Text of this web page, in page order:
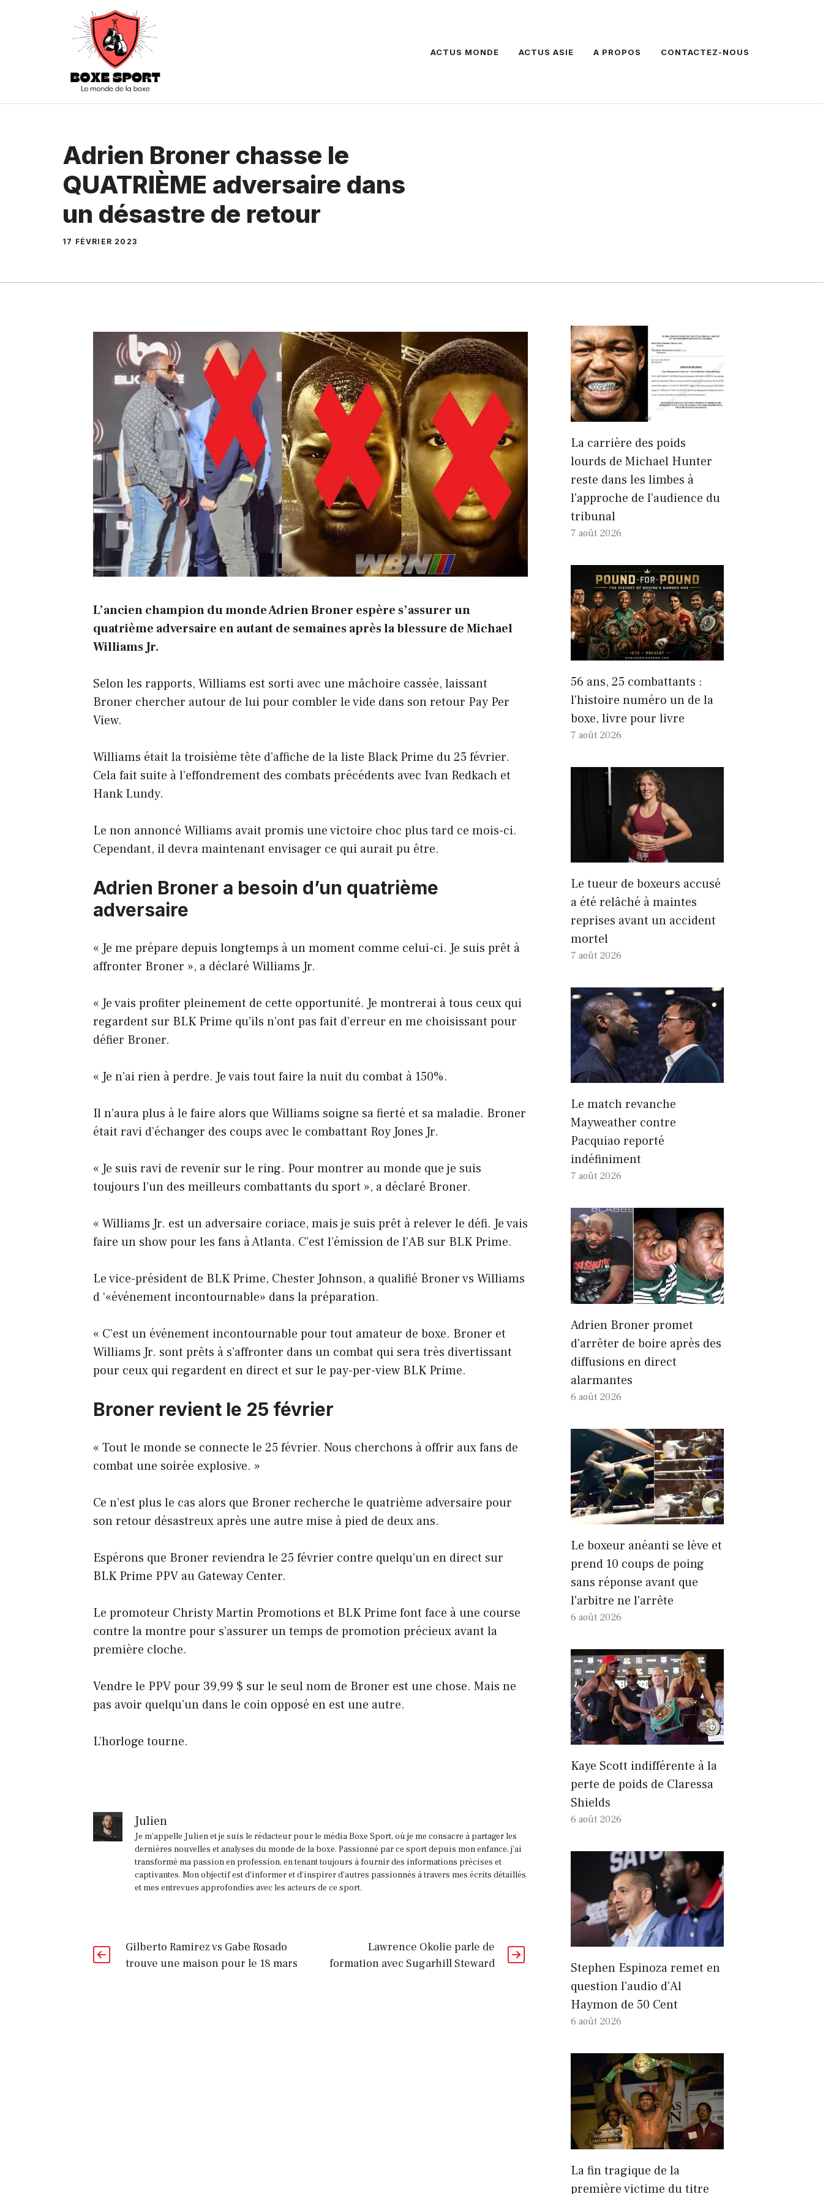
ACTUS MONDE ACTUS ASIE A PROPOS CONTACTEZ-NOUS
Adrien Broner chasse le
QUATRIÈME adversaire dans
un désastre de retour
17 FÉVRIER 2023
L’ancien champion du monde Adrien Broner espère s’assurer un
quatrième adversaire en autant de semaines après la blessure de Michael
Williams Jr.
Selon les rapports, Williams est sorti avec une mâchoire cassée, laissant
Broner chercher autour de lui pour combler le vide dans son retour Pay Per
View.
Williams était la troisième tête d’affiche de la liste Black Prime du 25 février.
Cela fait suite à l’effondrement des combats précédents avec Ivan Redkach et
Hank Lundy.
Le non annoncé Williams avait promis une victoire choc plus tard ce mois-ci.
Cependant, il devra maintenant envisager ce qui aurait pu être.
Adrien Broner a besoin d’un quatrième
adversaire
« Je me prépare depuis longtemps à un moment comme celui-ci. Je suis prêt à
affronter Broner », a déclaré Williams Jr.
« Je vais profiter pleinement de cette opportunité. Je montrerai à tous ceux qui
regardent sur BLK Prime qu’ils n’ont pas fait d’erreur en me choisissant pour
défier Broner.
« Je n’ai rien à perdre. Je vais tout faire la nuit du combat à 150%.
Il n’aura plus à le faire alors que Williams soigne sa fierté et sa maladie. Broner
était ravi d’échanger des coups avec le combattant Roy Jones Jr.
« Je suis ravi de revenir sur le ring. Pour montrer au monde que je suis
toujours l’un des meilleurs combattants du sport », a déclaré Broner.
« Williams Jr. est un adversaire coriace, mais je suis prêt à relever le défi. Je vais
faire un show pour les fans à Atlanta. C’est l’émission de l’AB sur BLK Prime.
Le vice-président de BLK Prime, Chester Johnson, a qualifié Broner vs Williams
d ‘«événement incontournable» dans la préparation.
« C’est un événement incontournable pour tout amateur de boxe. Broner et
Williams Jr. sont prêts à s’affronter dans un combat qui sera très divertissant
pour ceux qui regardent en direct et sur le pay-per-view BLK Prime.
Broner revient le 25 février
« Tout le monde se connecte le 25 février. Nous cherchons à offrir aux fans de
combat une soirée explosive. »
Ce n’est plus le cas alors que Broner recherche le quatrième adversaire pour
son retour désastreux après une autre mise à pied de deux ans.
Espérons que Broner reviendra le 25 février contre quelqu’un en direct sur
BLK Prime PPV au Gateway Center.
Le promoteur Christy Martin Promotions et BLK Prime font face à une course
contre la montre pour s’assurer un temps de promotion précieux avant la
première cloche.
Vendre le PPV pour 39,99 $ sur le seul nom de Broner est une chose. Mais ne
pas avoir quelqu’un dans le coin opposé en est une autre.
L’horloge tourne.
Julien
Je m'appelle Julien et je suis le rédacteur pour le média Boxe Sport, où je me consacre à partager les
dernières nouvelles et analyses du monde de la boxe. Passionné par ce sport depuis mon enfance, j'ai
transformé ma passion en profession, en tenant toujours à fournir des informations précises et
captivantes. Mon objectif est d'informer et d'inspirer d'autres passionnés à travers mes écrits détaillés
et mes entrevues approfondies avec les acteurs de ce sport.
Gilberto Ramirez vs Gabe Rosado
trouve une maison pour le 18 mars
Lawrence Okolie parle de
formation avec Sugarhill Steward
La carrière des poids
lourds de Michael Hunter
reste dans les limbes à
l'approche de l'audience du
tribunal
7 août 2026
56 ans, 25 combattants :
l'histoire numéro un de la
boxe, livre pour livre
7 août 2026
Le tueur de boxeurs accusé
a été relâché à maintes
reprises avant un accident
mortel
7 août 2026
Le match revanche
Mayweather contre
Pacquiao reporté
indéfiniment
7 août 2026
Adrien Broner promet
d'arrêter de boire après des
diffusions en direct
alarmantes
6 août 2026
Le boxeur anéanti se lève et
prend 10 coups de poing
sans réponse avant que
l'arbitre ne l'arrête
6 août 2026
Kaye Scott indifférente à la
perte de poids de Claressa
Shields
6 août 2026
Stephen Espinoza remet en
question l'audio d'Al
Haymon de 50 Cent
6 août 2026
La fin tragique de la
première victime du titre